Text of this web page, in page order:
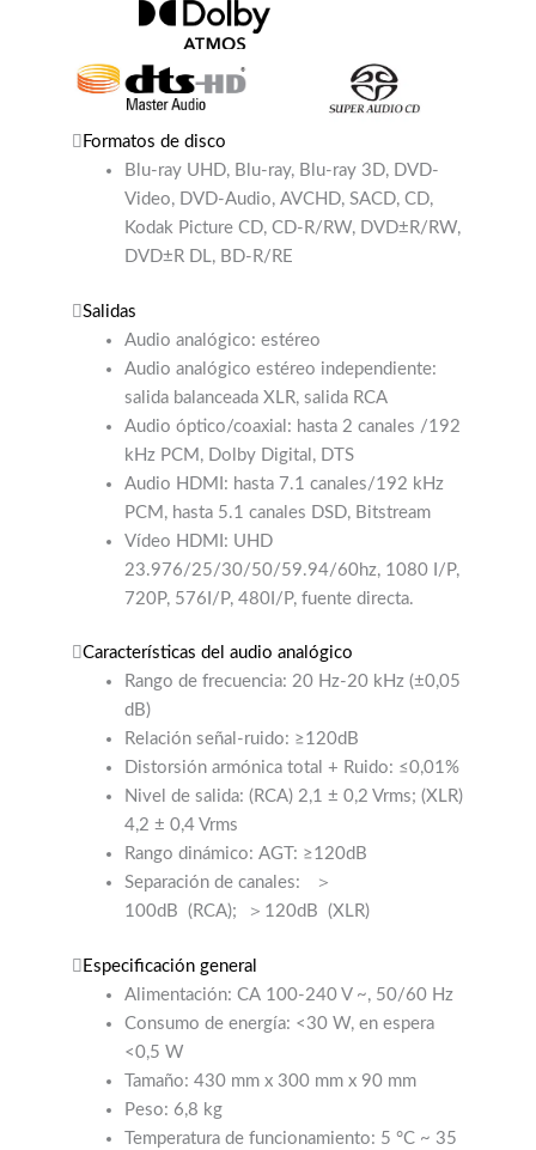
Formatos de disco
Blu-ray UHD, Blu-ray, Blu-ray 3D, DVD-
Video, DVD-Audio, AVCHD, SACD, CD,
Kodak Picture CD, CD-R/RW, DVD±R/RW,
DVD±R DL, BD-R/RE
Salidas
Audio analógico: estéreo
Audio analógico estéreo independiente:
salida balanceada XLR, salida RCA
Audio óptico/coaxial: hasta 2 canales /192
kHz PCM, Dolby Digital, DTS
Audio HDMI: hasta 7.1 canales/192 kHz
PCM, hasta 5.1 canales DSD, Bitstream
Vídeo HDMI: UHD
23.976/25/30/50/59.94/60hz, 1080 I/P,
720P, 576I/P, 480I/P, fuente directa.
Características del audio analógico
Rango de frecuencia: 20 Hz-20 kHz (±0,05
dB)
Relación señal-ruido: ≥120dB
Distorsión armónica total + Ruido: ≤0,01%
Nivel de salida: (RCA) 2,1 ± 0,2 Vrms; (XLR)
4,2 ± 0,4 Vrms
Rango dinámico: AGT: ≥120dB
Separación de canales:
＞
100dB (RCA); ＞120dB (XLR)
Especificación general
Alimentación: CA 100-240 V ~, 50/60 Hz
Consumo de energía: <30 W, en espera
<0,5 W
Tamaño: 430 mm x 300 mm x 90 mm
Peso: 6,8 kg
Temperatura de funcionamiento: 5 °C ~ 35